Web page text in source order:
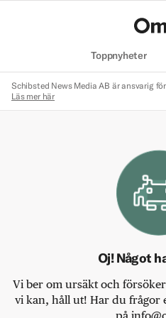
Toppnyheter
Schibsted News Media AB är ansvarig
Läs mer här
Oj! Något
Vi ber om ursäkt och
vi kan, håll ut! Har du frågor